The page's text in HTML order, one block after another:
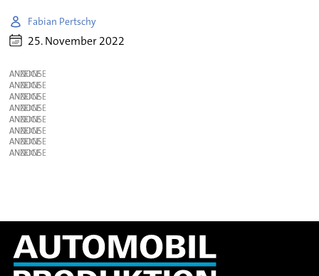
Fabian Pertschy
25. November 2022
ANZEIGE
ANZEIGE
ANZEIGE
ANZEIGE
ANZEIGE
ANZEIGE
ANZEIGE
ANZEIGE